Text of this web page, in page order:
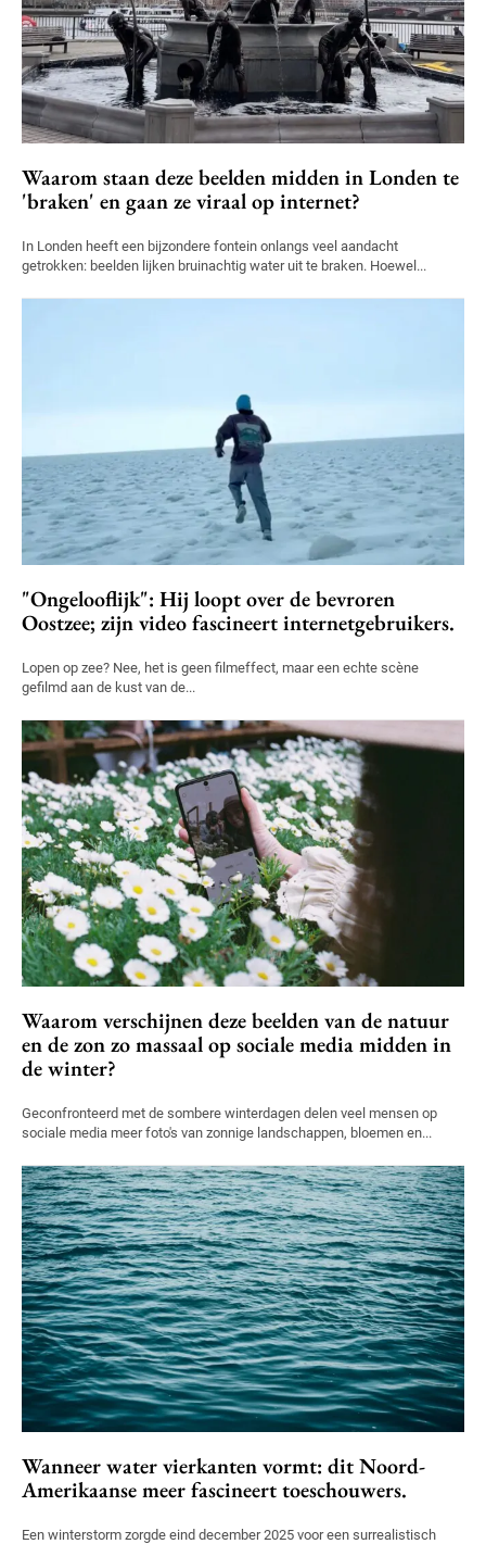
Waarom staan deze beelden midden in Londen te
'braken' en gaan ze viraal op internet?
In Londen heeft een bijzondere fontein onlangs veel aandacht
getrokken: beelden lijken bruinachtig water uit te braken. Hoewel...
"Ongelooflijk": Hij loopt over de bevroren
Oostzee; zijn video fascineert internetgebruikers.
Lopen op zee? Nee, het is geen filmeffect, maar een echte scène
gefilmd aan de kust van de...
Waarom verschijnen deze beelden van de natuur
en de zon zo massaal op sociale media midden in
de winter?
Geconfronteerd met de sombere winterdagen delen veel mensen op
sociale media meer foto's van zonnige landschappen, bloemen en...
Wanneer water vierkanten vormt: dit Noord-
Amerikaanse meer fascineert toeschouwers.
Een winterstorm zorgde eind december 2025 voor een surrealistisch